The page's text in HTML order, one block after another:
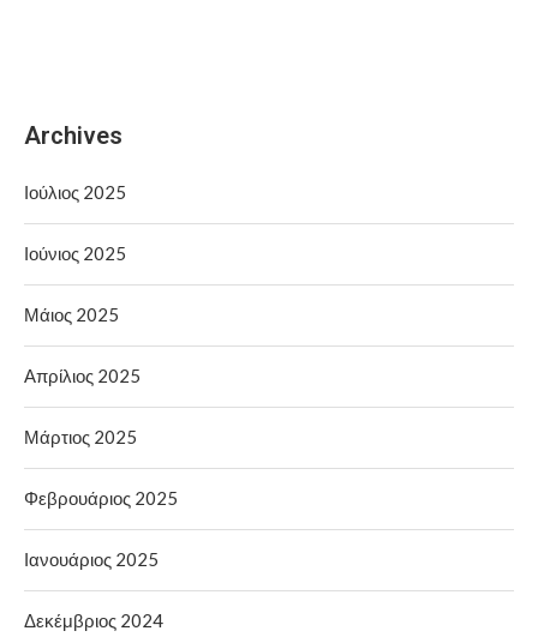
Archives
Ιούλιος 2025
Ιούνιος 2025
Μάιος 2025
Απρίλιος 2025
Μάρτιος 2025
Φεβρουάριος 2025
Ιανουάριος 2025
Δεκέμβριος 2024